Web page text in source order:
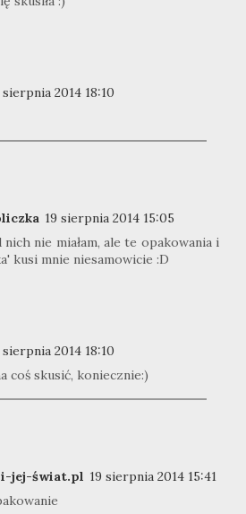
sierpnia 2014 18:10
19 sierpnia 2014 15:05
nie miałam, ale te opakowania i
kusi mnie niesamowicie :D
sierpnia 2014 18:10
coś skusić, koniecznie:)
jej-świat.pl 19 sierpnia 2014 15:41